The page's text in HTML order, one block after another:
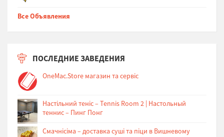
Все Объявления
ПОСЛЕДНИЕ ЗАВЕДЕНИЯ
OneMac.Store магазин та сервіс
Настільний теніс – Tennis Room 2 | Настольный
теннис – Пинг Понг
Cмачнісіма – доставка суші та піци в Вишневому